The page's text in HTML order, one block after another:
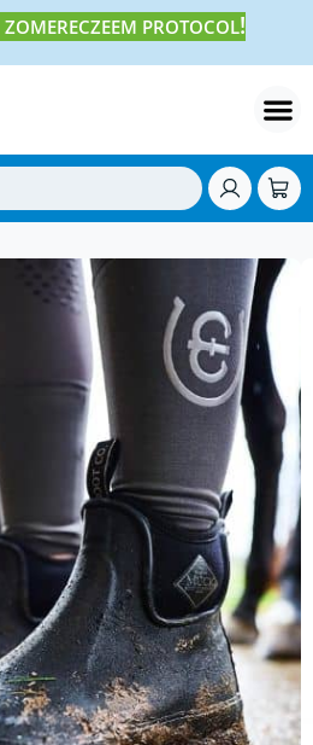
ZOMERECZEEM PROTOCOL!